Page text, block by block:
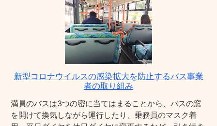
新型コロナウイルスの感染拡大を防止するバス事業
者の取り組み
満員のバスは3つの密に当てはまることから、バスの窓
を開けて換気しながら運行したり、乗務員のマスク着